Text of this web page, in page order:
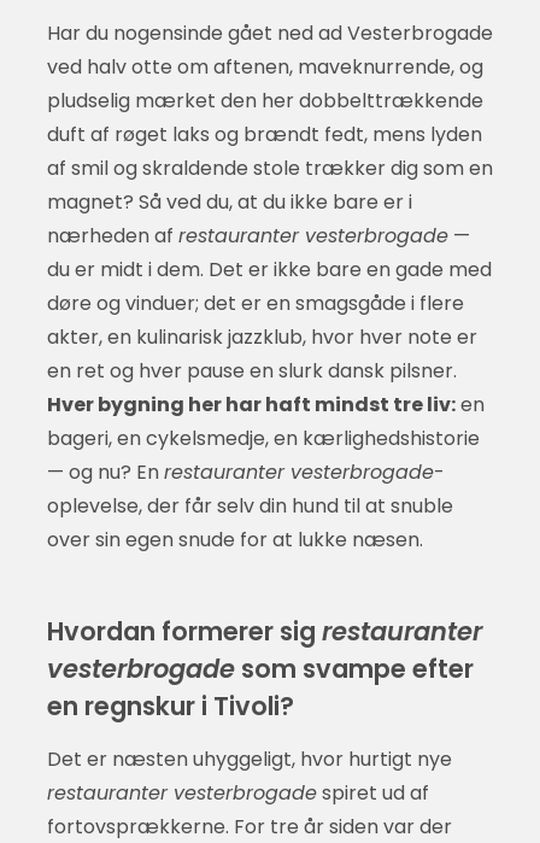
Har du nogensinde gået ned ad Vesterbrogade
ved halv otte om aftenen, maveknurrende, og
pludselig mærket den her dobbelttrækkende
duft af røget laks og brændt fedt, mens lyden
af smil og skraldende stole trækker dig som en
magnet? Så ved du, at du ikke bare er i
nærheden af restauranter vesterbrogade—
du er midt i dem. Det er ikke bare en gade med
døre og vinduer; det er en smagsgåde i flere
akter, en kulinarisk jazzklub, hvor hver note er
en ret og hver pause en slurk dansk pilsner.
Hver bygning her har haft mindst tre liv:en
bageri, en cykelsmedje, en kærlighedshistorie
— og nu? Enrestauranter vesterbrogade-
oplevelse, der får selv din hund til at snuble
over sin egen snude for at lukke næsen.
Hvordan formerer sig restauranter
vesterbrogadesom svampe efter
en regnskur i Tivoli?
Det er næsten uhyggeligt, hvor hurtigt nye
restauranter vesterbrogadespiret ud af
fortovsprækkerne. For tre år siden var der